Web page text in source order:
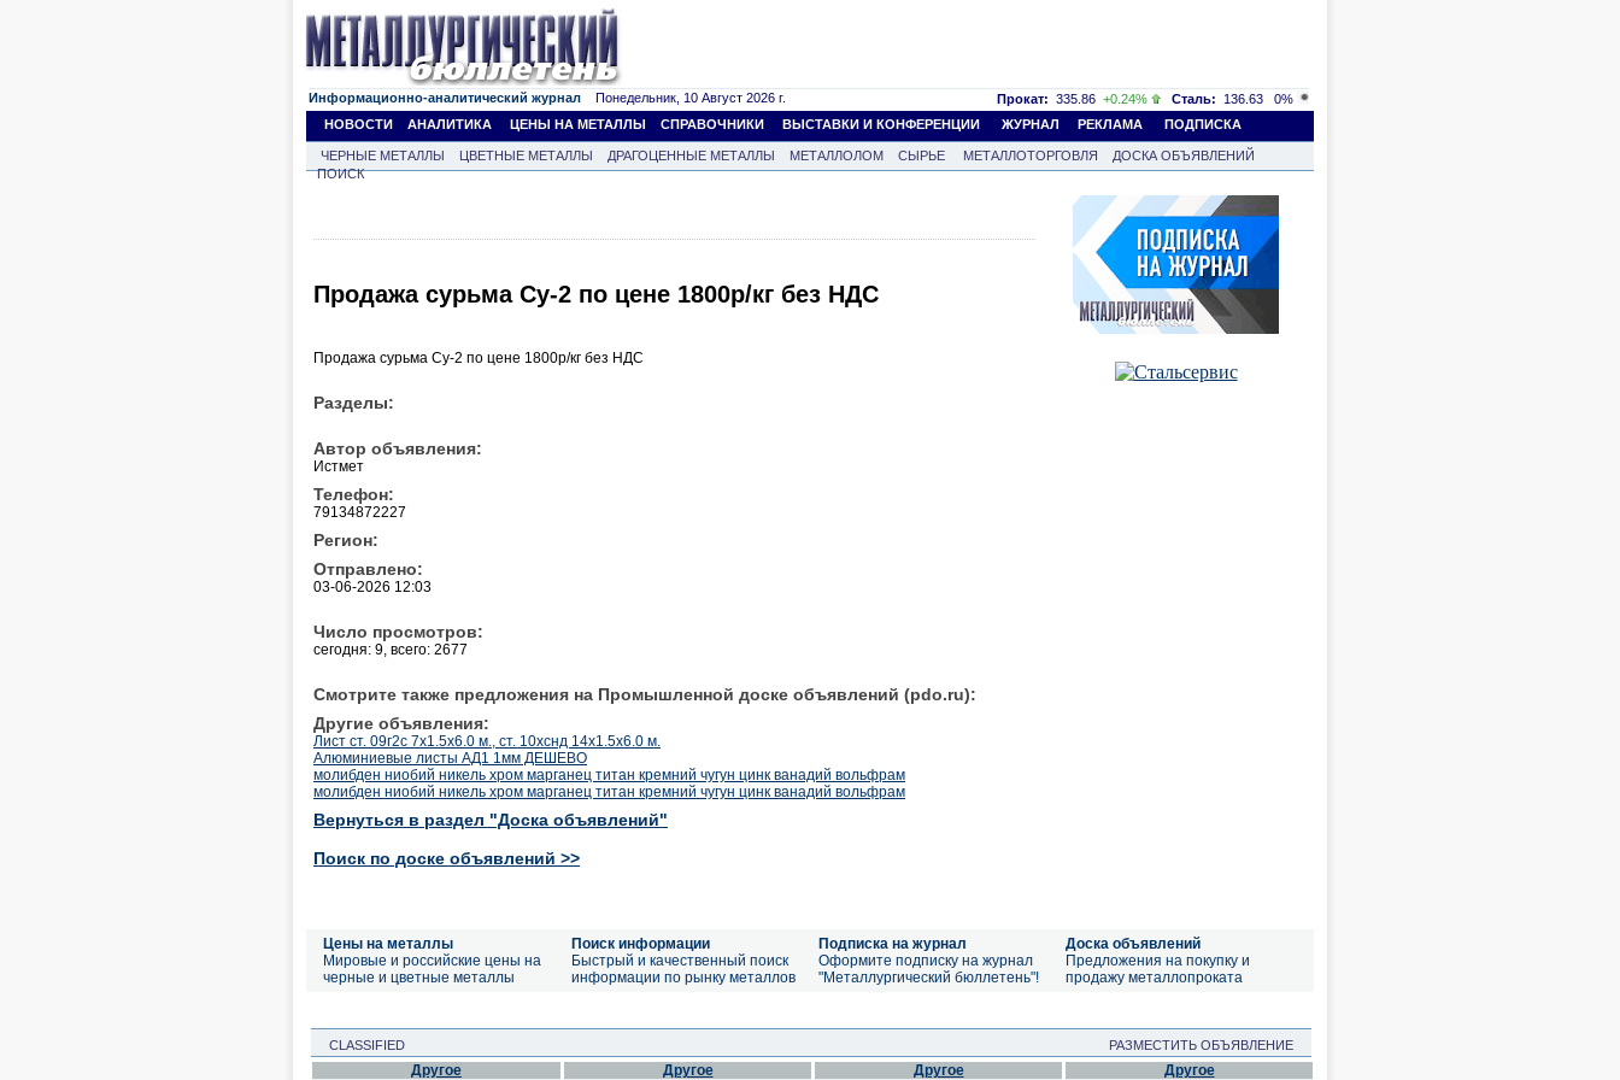
Информационно-аналитический журнал Понедельник, 10 Август 2026 г. Прокат: 335.86 +0.24% Сталь: 136.63
0%
НОВОСТИ
АНАЛИТИКА ЦЕНЫ НА МЕТАЛЛЫ СПРАВОЧНИКИ ВЫСТАВКИ И КОНФЕРЕНЦИИ ЖУРНАЛ РЕКЛАМА ПОДПИСКА
ЧЕРНЫЕ МЕТАЛЛЫ ЦВЕТНЫЕ МЕТАЛЛЫ ДРАГОЦЕННЫЕ МЕТАЛЛЫ МЕТАЛЛОЛОМ СЫРЬЕ МЕТАЛЛОТОРГОВЛЯ
ДОСКА ОБЪЯВЛЕНИЙ
ПОИСК
Продажа сурьма Су-2 по цене 1800р/кг без НДС
Продажа сурьма Су-2 по цене 1800р/кг без НДС
Разделы:
Автор объявления:
Истмет
Телефон:
79134872227
Регион:
Отправлено:
03-06-2026 12:03
Число просмотров:
сегодня: 9, всего: 2677
Смотрите также предложения на Промышленной доске объявлений (pdo.ru):
Другие объявления:
Лист ст. 09г2с 7х1.5х6.0 м., ст. 10хснд 14х1.5х6.0 м.
Алюминиевые листы АД1 1мм ДЕШЕВО
молибден ниобий никель хром марганец титан кремний чугун цинк ванадий вольфрам
молибден ниобий никель хром марганец титан кремний чугун цинк ванадий вольфрам
Вернуться в раздел "Доска объявлений"
Поиск по доске объявлений >>
Цены на металлы
Мировые и российские цены на
черные и цветные металлы
Поиск информации
Быстрый и качественный поиск
информации по рынку металлов
Подписка на журнал
Оформите подписку на журнал
"Металлургический бюллетень"!
Доска объявлений
Предложения на покупку и
продажу металлопроката
CLASSIFIED РАЗМЕСТИТЬ ОБЪЯВЛЕНИЕ
Другое Другое Другое Другое